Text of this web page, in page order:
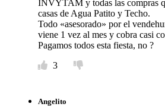
INVYTAM y todas las compras
casas de Agua Patito y Techo.
Todo «asesorado» por el
viene 1 vez al mes y cobra casi
Pagamos todos esta fiesta, no ?
3
Angelito